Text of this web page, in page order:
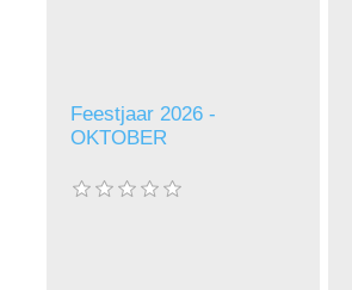
Feestjaar 2026 -
OKTOBER